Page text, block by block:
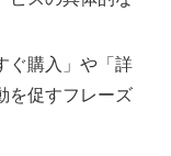
ぐ購入」や「詳
を促すフレーズ